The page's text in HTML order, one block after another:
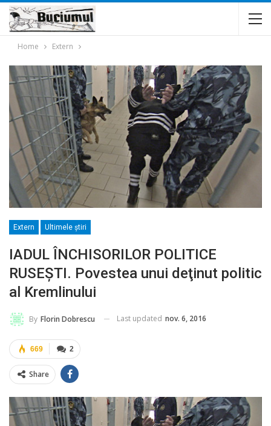
Home Extern
Extern Ultimele ştiri
IADUL ÎNCHISORILOR POLITICE
RUSEŞTI. Povestea unui deţinut politic
al Kremlinului
By Florin Dobrescu Last updated nov. 6, 2016
2
669
Share